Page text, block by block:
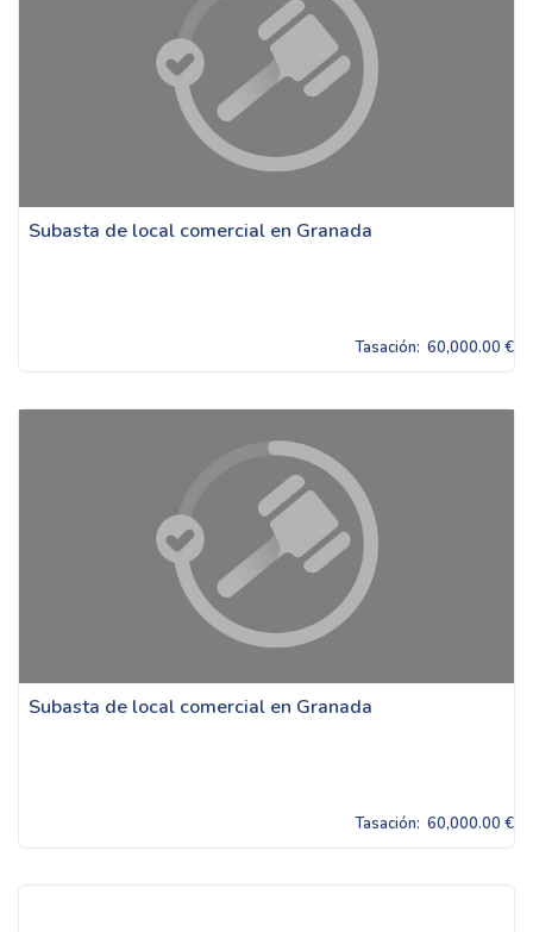
Subasta de local comercial en Granada
Tasación: 60,000.00 €
Subasta de local comercial en Granada
Tasación: 60,000.00 €